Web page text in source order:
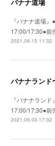
バナナ道場
『バナナ道場
17:00/17:30●前
2021.06.15 11:32
バナナランド
『バナナラン
17:00/17:30●前
2021.06.03 17:32